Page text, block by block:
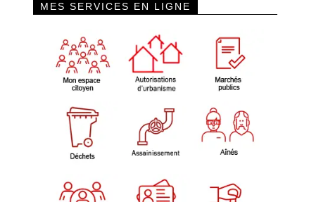
MES SERVICES EN LIGNE